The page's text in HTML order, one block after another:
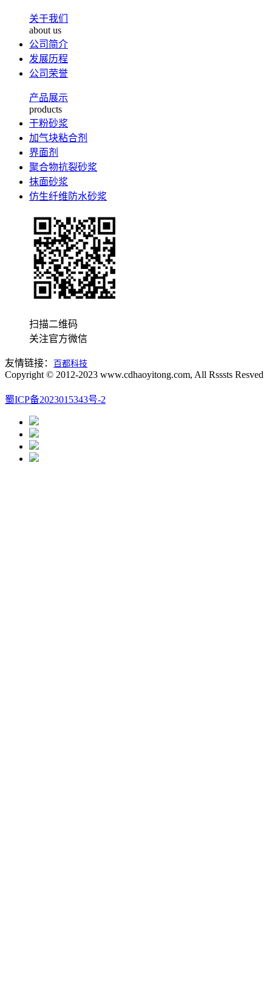
关于我们
about us
公司简介
发展历程
公司荣誉
产品展示
products
干粉砂浆
加气块粘合剂
界面剂
聚合物抗裂砂浆
抹面砂浆
仿生纤维防水砂浆
扫描二维码
关注官方微信
友情链接： 百都科技
Copyright © 2012-2023 www.cdhaoyitong.com, All Rsssts Resved
蜀ICP备2023015343号-2